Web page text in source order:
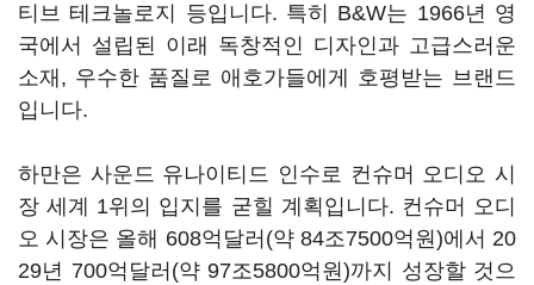
티브 테크놀로지 등입니다. 특히 B&W는 1966년 영
국에서 설립된 이래 독창적인 디자인과 고급스러운
소재, 우수한 품질로 애호가들에게 호평받는 브랜드
입니다.
하만은 사운드 유나이티드 인수로 컨슈머 오디오 시
장 세계 1위의 입지를 굳힐 계획입니다. 컨슈머 오디
오 시장은 올해 608억달러(약 84조7500억원)에서 20
29년 700억달러(약 97조5800억원)까지 성장할 것으